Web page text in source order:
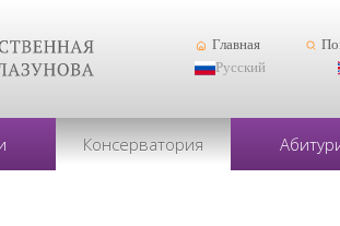
Главная
Русский
Консерватория